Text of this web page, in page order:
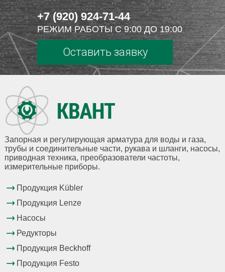
+7 (920) 924-71-44
РЕЖИМ РАБОТЫ С 9:00 ДО 19:00
Оставить заявку
Запорная и регулирующая арматура для воды и газа,
трубы и соединительные части, рукава и шланги, насосы,
приводная техника, преобразователи частоты,
измерительные приборы.
Продукция Kübler
Продукция Lenze
Насосы
Редукторы
Продукция Beckhoff
Продукция Festo